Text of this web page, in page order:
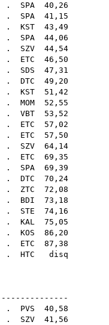
. SPA 40,26
. SPA 41,15
. KST 43,49
. SPA 44,06
. SZV 44,54
. ETC 46,50
. SDS 47,31
. DTC 49,20
. KST 51,42
. MOM 52,55
. VBT 53,52
. ETC 57,02
. ETC 57,50
. SZV 64,14
. ETC 69,35
. SPA 69,39
. DTC 70,24
. ZTC 72,08
. BDI 73,18
. STE 74,16
. KAL 75,05
. KOS 86,20
. ETC 87,38
. HTC disq
. PVS 40,58
. SZV 41,56